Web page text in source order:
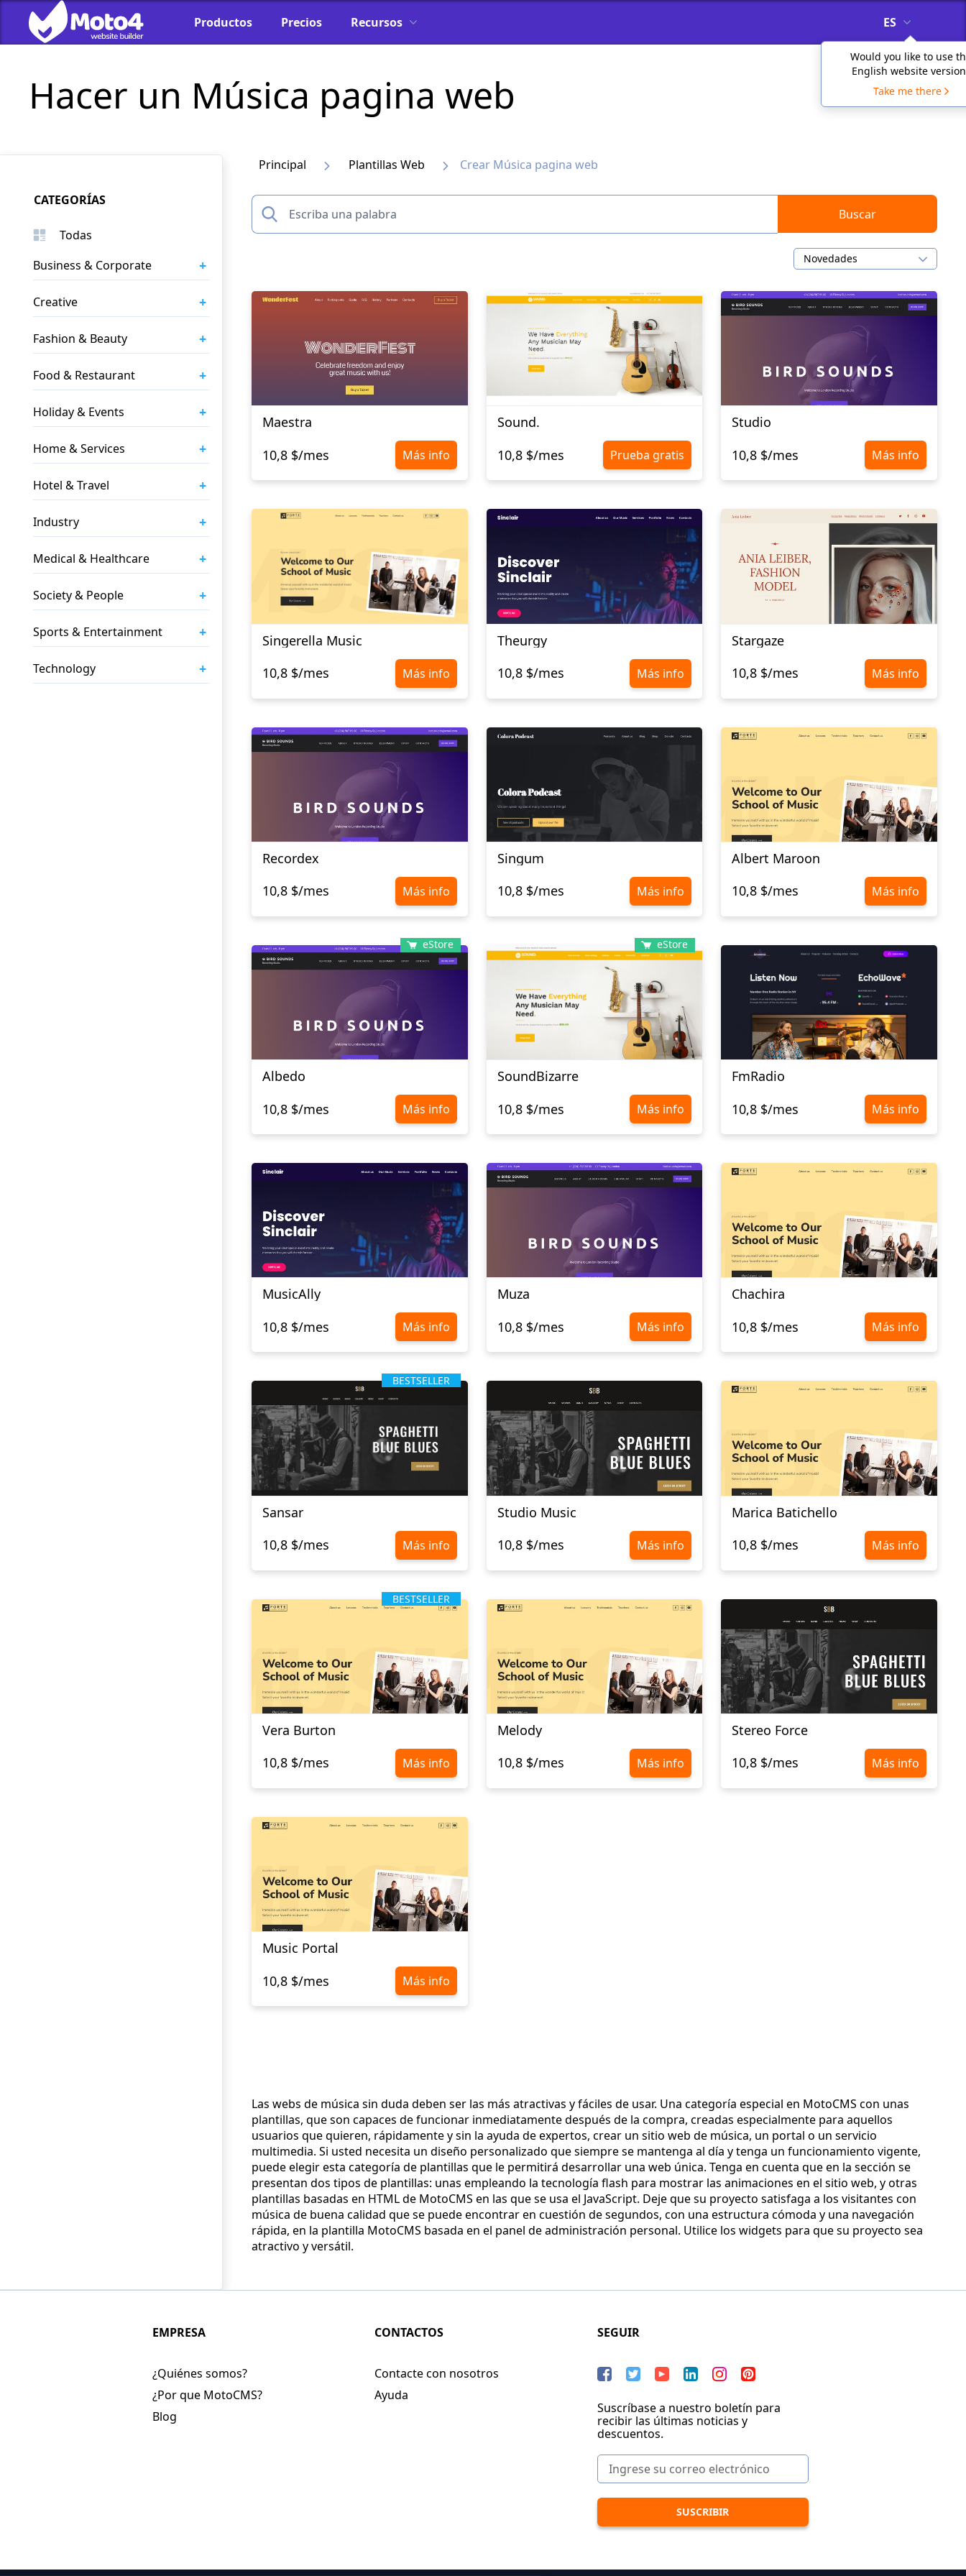
Productos Precios Recursos ES
Would you like to use
English website
Take me there
Hacer un Música pagina web
CATEGORÍAS
Todas
Business & Corporate
+
Creative +
Fashion & Beauty +
Food & Restaurant +
Holiday & Events +
Home & Services +
Hotel & Travel +
Industry +
Medical & Healthcare +
Society & People +
Sports & Entertainment +
Technology +
Principal Plantillas Web Crear Música pagina web
Buscar
Novedades
Maestra
10,8 $/mes
Más info
Sound.
10,8 $/mes
Prueba gratis
Studio
10,8 $/mes
Más info
Singerella Music
10,8 $/mes
Más info
Theurgy
10,8 $/mes
Más info
Stargaze
10,8 $/mes
Más info
Recordex
10,8 $/mes
Más info
Singum
10,8 $/mes
Más info
Albert Maroon
10,8 $/mes
Más info
eStore
Albedo
10,8 $/mes
Más info
eStore
SoundBizarre
10,8 $/mes
Más info
FmRadio
10,8 $/mes
Más info
MusicAlly
10,8 $/mes
Más info
Muza
10,8 $/mes
Más info
Chachira
10,8 $/mes
Más info
BESTSELLER
Sansar
10,8 $/mes
Más info
Studio Music
10,8 $/mes
Más info
Marica Batichello
10,8 $/mes
Más info
BESTSELLER
Vera Burton
10,8 $/mes
Más info
Melody
10,8 $/mes
Más info
Stereo Force
10,8 $/mes
Más info
Music Portal
10,8 $/mes
Más info
Las webs de música sin duda deben ser las más atractivas y fáciles de usar. Una categoría especial en MotoCMS con unas
plantillas, que son capaces de funcionar inmediatamente después de la compra, creadas especialmente para aquellos
usuarios que quieren, rápidamente y sin la ayuda de expertos, crear un sitio web de música, un portal o un servicio
multimedia. Si usted necesita un diseño personalizado que siempre se mantenga al día y tenga un funcionamiento vigente,
puede elegir esta categoría de plantillas que le permitirá desarrollar una web única. Tenga en cuenta que en la sección se
presentan dos tipos de plantillas: unas empleando la tecnología flash para mostrar las animaciones en el sitio web, y otras
plantillas basadas en HTML de MotoCMS en las que se usa el JavaScript. Deje que su proyecto satisfaga a los visitantes con
música de buena calidad que se puede encontrar en cuestión de segundos, con una estructura cómoda y una navegación
rápida, en la plantilla MotoCMS basada en el panel de administración personal. Utilice los widgets para que su proyecto sea
atractivo y versátil.
EMPRESA
¿Quiénes somos?
¿Por que MotoCMS?
Blog
CONTACTOS
Contacte con nosotros
Ayuda
SEGUIR
Suscríbase a nuestro boletín para
recibir las últimas noticias y
descuentos.